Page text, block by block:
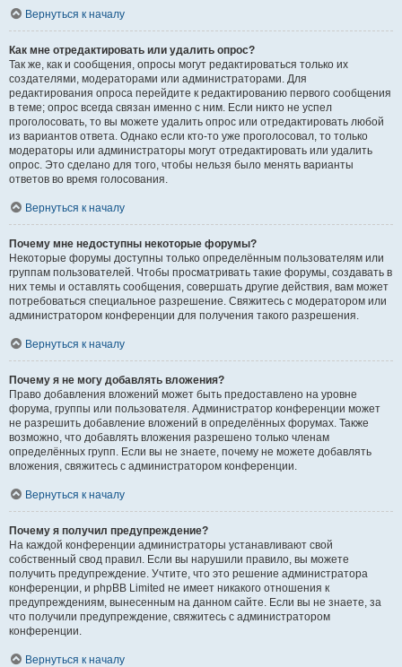
Вернуться к началу
Как мне отредактировать или удалить опрос?
Так же, как и сообщения, опросы могут редактироваться только их
создателями, модераторами или администраторами. Для
редактирования опроса перейдите к редактированию первого сообщения
в теме; опрос всегда связан именно с ним. Если никто не успел
проголосовать, то вы можете удалить опрос или отредактировать любой
из вариантов ответа. Однако если кто-то уже проголосовал, то только
модераторы или администраторы могут отредактировать или удалить
опрос. Это сделано для того, чтобы нельзя было менять варианты
ответов во время голосования.
Вернуться к началу
Почему мне недоступны некоторые форумы?
Некоторые форумы доступны только определённым пользователям или
группам пользователей. Чтобы просматривать такие форумы, создавать в
них темы и оставлять сообщения, совершать другие действия, вам может
потребоваться специальное разрешение. Свяжитесь с модератором или
администратором конференции для получения такого разрешения.
Вернуться к началу
Почему я не могу добавлять вложения?
Право добавления вложений может быть предоставлено на уровне
форума, группы или пользователя. Администратор конференции может
не разрешить добавление вложений в определённых форумах. Также
возможно, что добавлять вложения разрешено только членам
определённых групп. Если вы не знаете, почему не можете добавлять
вложения, свяжитесь с администратором конференции.
Вернуться к началу
Почему я получил предупреждение?
На каждой конференции администраторы устанавливают свой
собственный свод правил. Если вы нарушили правило, вы можете
получить предупреждение. Учтите, что это решение администратора
конференции, и phpBB Limited не имеет никакого отношения к
предупреждениям, вынесенным на данном сайте. Если вы не знаете, за
что получили предупреждение, свяжитесь с администратором
конференции.
Вернуться к началу